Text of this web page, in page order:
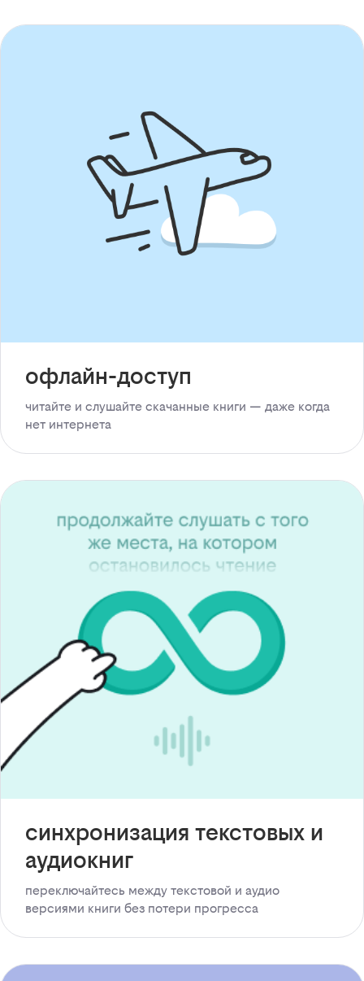
офлайн-доступ
читайте и слушайте скачанные книги — даже когда
нет интернета
синхронизация текстовых и
аудиокниг
переключайтесь между текстовой и аудио
версиями книги без потери прогресса